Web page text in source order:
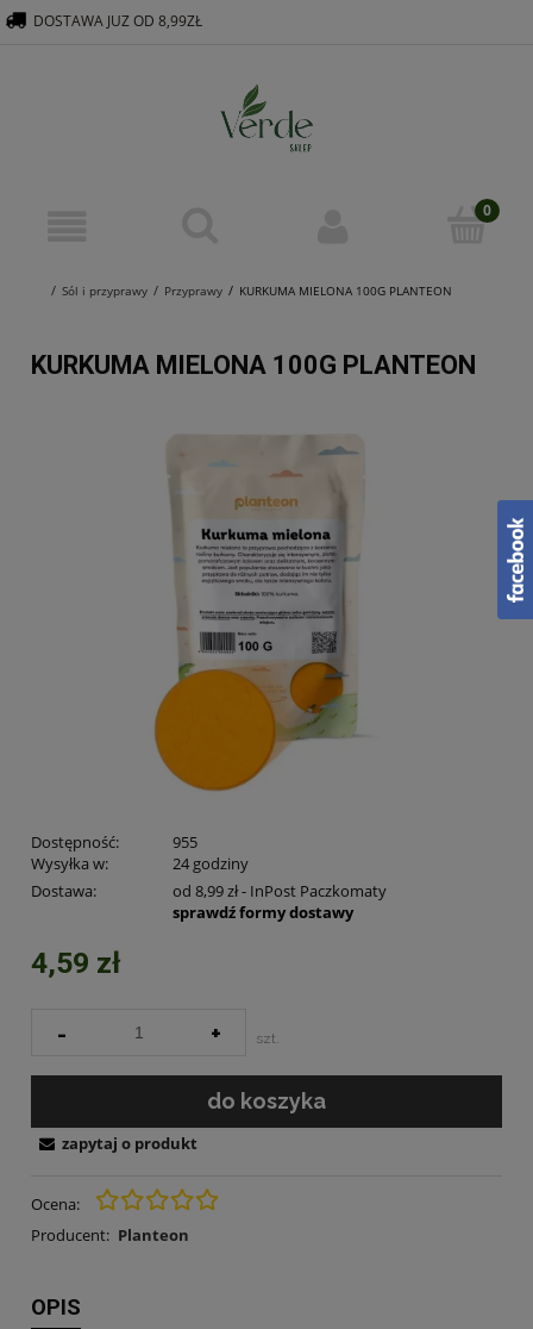
Sól i przyprawy Przyprawy KURKUMA MIELONA 100G PLANTEON
DOSTAWA JUZ OD 8,99ZŁ
KURKUMA MIELONA 100G PLANTEON
Dostępność:
955
Wysyłka w:
24 godziny
Dostawa:
od 8,99 zł- InPost Paczkomaty
sprawdź formy dostawy
4,59 zł
- + szt.
do koszyka
Ocena:
Producent: Planteon
zapytaj o produkt
OPIS